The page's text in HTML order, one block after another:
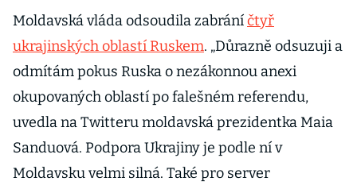
Moldavská vláda odsoudila zabráníčtyř
ukrajinských oblastí Ruskem. „Důrazně odsuzuji a
odmítám pokus Ruska o nezákonnou anexi
okupovaných oblastí po falešném referendu,
uvedla na Twitteru moldavská prezidentka Maia
Sanduová. Podpora Ukrajiny je podle ní v
Moldavsku velmi silná. Také pro server